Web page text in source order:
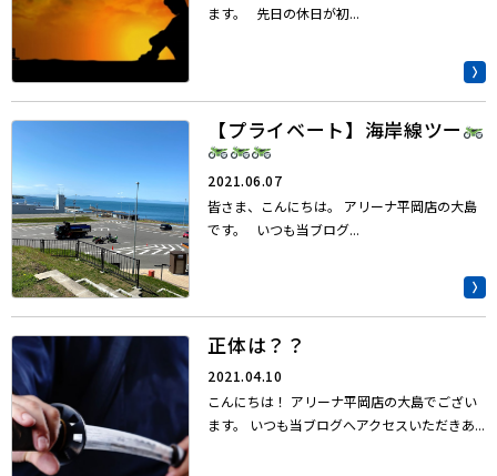
ます。 先日の休日が初...
【プライベート】海岸線ツー
2021.06.07
皆さま、こんにちは。 アリーナ平岡店の大島
です。 いつも当ブログ...
正体は？？
2021.04.10
こんにちは！ アリーナ平岡店の大島でござい
ます。 いつも当ブログへアクセスいただきあ...